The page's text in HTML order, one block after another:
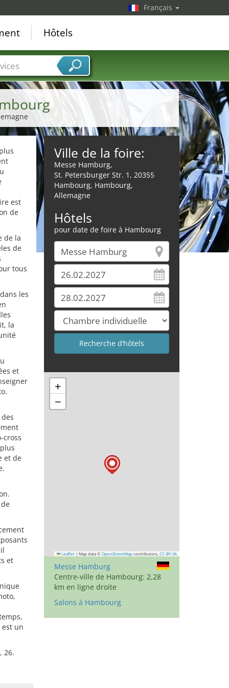
est
de
de la
de
tous
les
la
et
cross
et de
et
un
26.
Ville de la foire:
Messe Hamburg,
St. Petersburger Str. 1, 20355
Hambourg, Hambourg,
Allemagne
Hôtels
pour date de foire à Hambourg
+
−
Leaflet | Map data © OpenStreetMap contributors, CC-BY-SA
Messe Hamburg
Centre-ville de Hambourg: 2,28
km en ligne droite
Salons à Hambourg
Français
Hôtels